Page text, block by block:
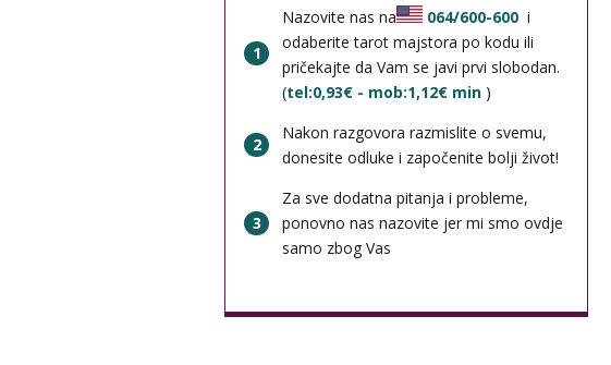
1
Nazovite nas na 064/600-600 i
odaberite tarot majstora po kodu ili
pričekajte da Vam se javi prvi slobodan.
(tel:0,93€ - mob:1,12€ min )
2
Nakon razgovora razmislite o svemu,
donesite odluke i započenite bolji život!
3
Za sve dodatna pitanja i probleme,
ponovno nas nazovite jer mi smo ovdje
samo zbog Vas